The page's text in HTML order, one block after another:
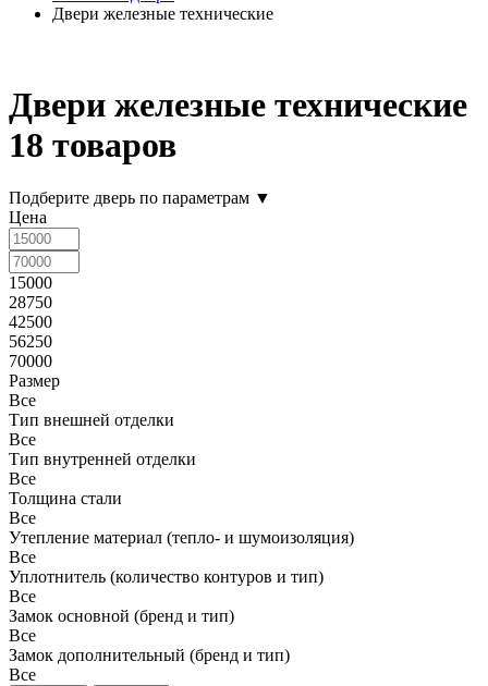
Двери железные технические
Двери железные технические
18 товаров
Подберите дверь по параметрам ▼
Цена
15000
28750
42500
56250
70000
Размер
Все
Тип внешней отделки
Все
Тип внутренней отделки
Все
Толщина стали
Все
Утепление материал (тепло- и шумоизоляция)
Все
Уплотнитель (количество контуров и тип)
Все
Замок основной (бренд и тип)
Все
Замок дополнительный (бренд и тип)
Все